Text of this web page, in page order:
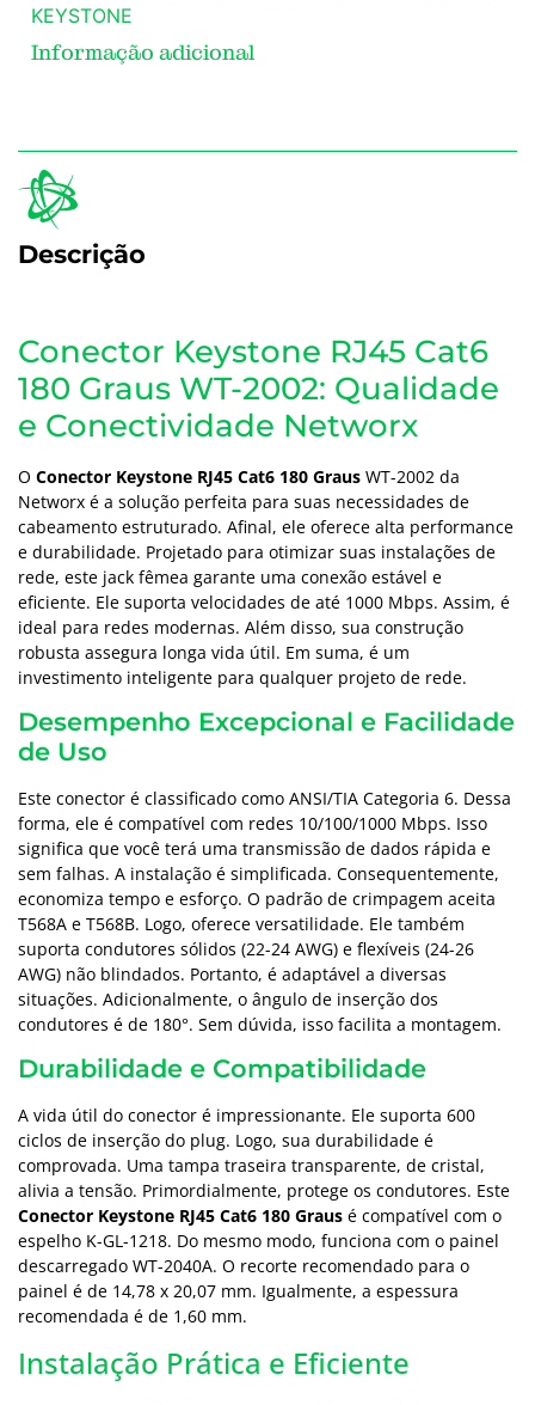
KEYSTONE
Informação adicional
Descrição
Conector Keystone RJ45 Cat6
180 Graus WT-2002: Qualidade
e Conectividade Networx
O Conector Keystone RJ45 Cat6 180 Graus WT-2002 da
Networx é a solução perfeita para suas necessidades de
cabeamento estruturado. Afinal, ele oferece alta performance
e durabilidade. Projetado para otimizar suas instalações de
rede, este jack fêmea garante uma conexão estável e
eficiente. Ele suporta velocidades de até 1000 Mbps. Assim, é
ideal para redes modernas. Além disso, sua construção
robusta assegura longa vida útil. Em suma, é um
investimento inteligente para qualquer projeto de rede.
Desempenho Excepcional e Facilidade
de Uso
Este conector é classificado como ANSI/TIA Categoria 6. Dessa
forma, ele é compatível com redes 10/100/1000 Mbps. Isso
significa que você terá uma transmissão de dados rápida e
sem falhas. A instalação é simplificada. Consequentemente,
economiza tempo e esforço. O padrão de crimpagem aceita
T568A e T568B. Logo, oferece versatilidade. Ele também
suporta condutores sólidos (22-24 AWG) e flexíveis (24-26
AWG) não blindados. Portanto, é adaptável a diversas
situações. Adicionalmente, o ângulo de inserção dos
condutores é de 180°. Sem dúvida, isso facilita a montagem.
Durabilidade e Compatibilidade
A vida útil do conector é impressionante. Ele suporta 600
ciclos de inserção do plug. Logo, sua durabilidade é
comprovada. Uma tampa traseira transparente, de cristal,
alivia a tensão. Primordialmente, protege os condutores. Este
Conector Keystone RJ45 Cat6 180 Graus é compatível com o
espelho K-GL-1218. Do mesmo modo, funciona com o painel
descarregado WT-2040A. O recorte recomendado para o
painel é de 14,78 x 20,07 mm. Igualmente, a espessura
recomendada é de 1,60 mm.
Instalação Prática e Eficiente